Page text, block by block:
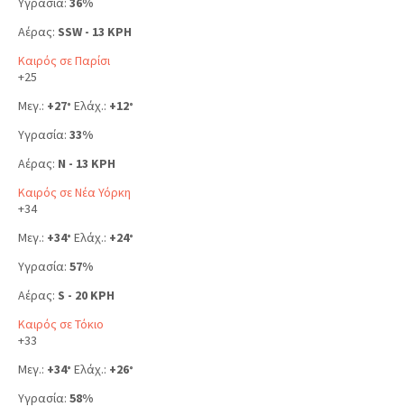
Αέρας: SSW - 13 KPH
Καιρός σε Παρίσι
+25
Μεγ.: +27° Ελάχ.: +12°
Υγρασία: 33%
Αέρας: N - 13 KPH
Καιρός σε Νέα Υόρκη
+34
Μεγ.: +34° Ελάχ.: +24°
Υγρασία: 57%
Αέρας: S - 20 KPH
Καιρός σε Τόκιο
+33
Μεγ.: +34° Ελάχ.: +26°
Υγρασία: 58%